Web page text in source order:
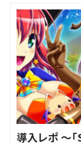
導入レポ ～